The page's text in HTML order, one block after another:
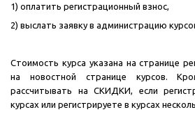
1) оплатить регистрационный взнос,
2) выслать заявку в администрацию
Стоимость курса указана на странице
на новостной странице курсов.
рассчитывать на СКИДКИ, если
курсах или регистрируете в курсах